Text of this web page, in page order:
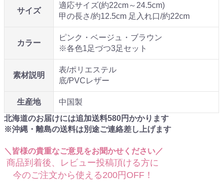
サイズ
適応サイズ(約22cm～24.5cm)
甲の長さ/約12.5cm 足入れ口/約22cm
カラー
ピンク・ベージュ・ブラウン
※各色1足づつ3足セット
素材説明
表/ポリエステル
底/PVCレザー
生産地
中国製
北海道のお届けには追加送料580円かかります
※沖縄・離島の送料は別途ご連絡差し上げます
＼皆様の貴重なご意見をお聞かせください／
商品到着後、レビュー投稿頂ける方に
今のご注文から使える200円OFF！